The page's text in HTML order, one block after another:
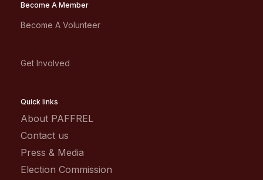
Become A Member
Become A Volunteer
Get Involved
Quick links
About PAFFREL
Contact us
Press & Media
Election Commission